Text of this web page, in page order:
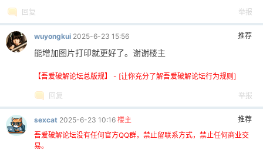
回复 举报
推荐
wuyongkui 2025-6-23 15:56
能增加图片打印就更好了。谢谢楼主
【吾爱破解论坛总版规】 - [让你充分了解吾爱破解论坛行为规则]
回复 举报
推荐
sexcat 2025-6-23 10:16 楼主
吾爱破解论坛没有任何官方QQ群，禁止留联系方式，禁止任何商业交
易。